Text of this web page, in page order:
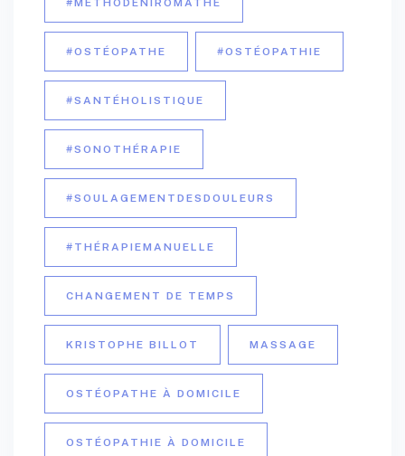
#OSTÉOPATHE #OSTÉOPATHIE
#SANTÉHOLISTIQUE
#SONOTHÉRAPIE
#SOULAGEMENTDESDOULEURS
#THÉRAPIEMANUELLE
CHANGEMENT DE TEMPS
KRISTOPHE BILLOT MASSAGE
OSTÉOPATHE À DOMICILE
OSTÉOPATHIE À DOMICILE